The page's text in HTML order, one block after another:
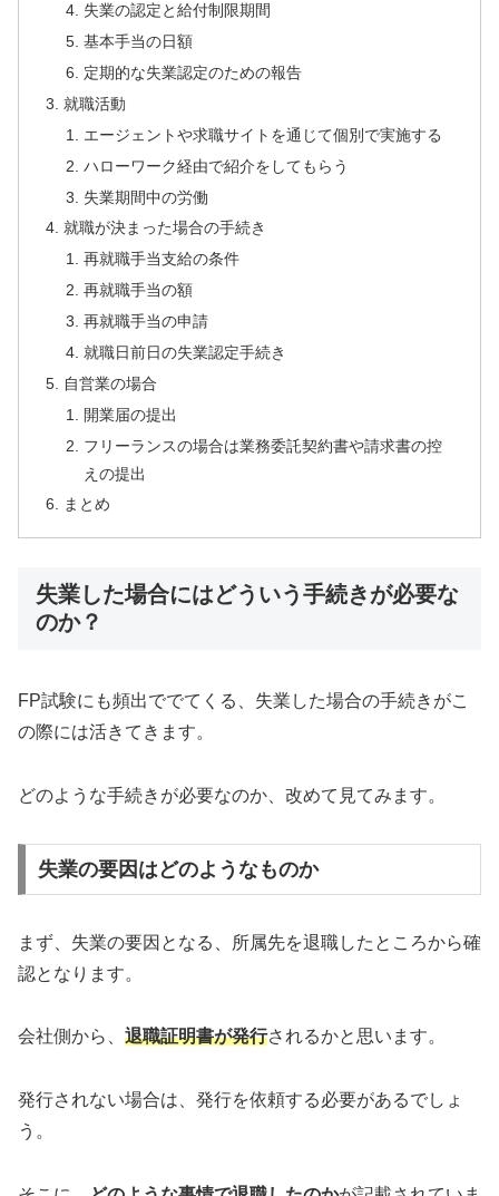
失業の認定と給付制限期間
基本手当の日額
定期的な失業認定のための報告
就職活動
エージェントや求職サイトを通じて個別で実施する
ハローワーク経由で紹介をしてもらう
失業期間中の労働
就職が決まった場合の手続き
再就職手当支給の条件
再就職手当の額
再就職手当の申請
就職日前日の失業認定手続き
自営業の場合
開業届の提出
フリーランスの場合は業務委託契約書や請求書の控
えの提出
まとめ
失業した場合にはどういう手続きが必要な
のか？
FP試験にも頻出ででてくる、失業した場合の手続きがこ
の際には活きてきます。
どのような手続きが必要なのか、改めて見てみます。
失業の要因はどのようなものか
まず、失業の要因となる、所属先を退職したところから確
認となります。
会社側から、 退職証明書が発行されるかと思います。
発行されない場合は、発行を依頼する必要があるでしょ
う。